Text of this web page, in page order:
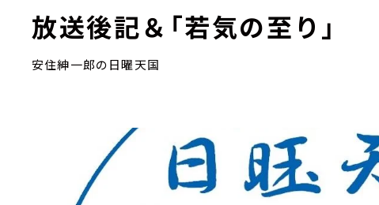
放送後記＆「若気の至り」
安住紳一郎の日曜天国